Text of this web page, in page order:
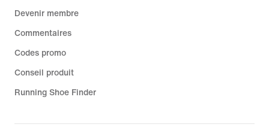
Devenir membre
Commentaires
Codes promo
Conseil produit
Running Shoe Finder